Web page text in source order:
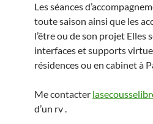
Les séances
toute saison ainsi que les
l’être ou de son projet Elles
interfaces et supports
résidences ou en cabinet à
Me contacter
d’un rv .